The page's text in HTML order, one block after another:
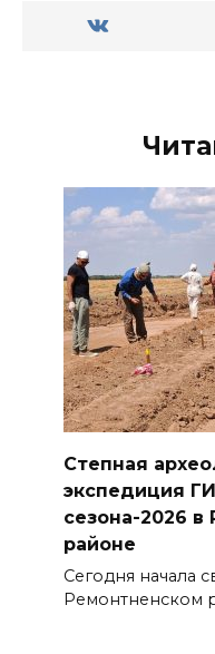
Степная
экспедиция
сезона-2026
районе
Сегодня начала
Ремонтненском